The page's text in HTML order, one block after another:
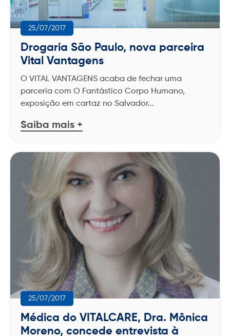
(71) 2202-8888 (75) 3199-5443
4020-8088 3003-1003
3142-6030 4020-2571 3003-3010
0800-013-2299 0800-778-8770
SP
4020-3215
4020-2572 3003-3060
BA
3404-6411 3404-6404
25/07/2017
Drogaria São Paulo, nova parceira
Vital Vantagens
O VITAL VANTAGENS acaba de fechar uma
parceria com O Fantástico Corpo Humano,
exposição em cartaz no Salvador...
Saiba mais +
25/07/2017
Médica do VITALCARE, Dra. Mônica
Moreno, concede entrevista à